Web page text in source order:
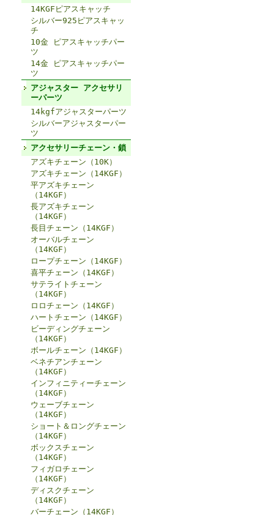
14KGFピアスキャッチ
シルバー925ピアスキャッ
チ
10金 ピアスキャッチパー
ツ
14金 ピアスキャッチパー
ツ
アジャスター アクセサリ
ーパーツ
14kgfアジャスターパーツ
シルバーアジャスターパー
ツ
アクセサリーチェーン・鎖
アズキチェーン（10K）
アズキチェーン（14KGF）
平アズキチェーン
（14KGF）
長アズキチェーン
（14KGF）
長目チェーン（14KGF）
オーバルチェーン
（14KGF）
ロープチェーン（14KGF）
喜平チェーン（14KGF）
サテライトチェーン
（14KGF）
ロロチェーン（14KGF）
ハートチェーン（14KGF）
ビーディングチェーン
（14KGF）
ボールチェーン（14KGF）
ベネチアンチェーン
（14KGF）
インフィニティーチェーン
（14KGF）
ウェーブチェーン
（14KGF）
ショート＆ロングチェーン
（14KGF）
ボックスチェーン
（14KGF）
フィガロチェーン
（14KGF）
ディスクチェーン
（14KGF）
バーチェーン（14KGF）